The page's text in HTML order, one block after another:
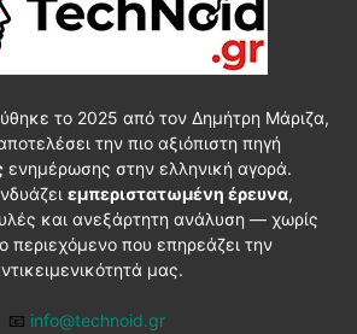
το 2025 από τον Δημήτρη Μάριζα,
την πιο αξιόπιστη πηγή
ενημέρωσης στην ελληνική αγορά.
εμπεριστατωμένη έρευνα,
και ανεξάρτητη ανάλυση — χωρίς
περιεχόμενο που επηρεάζει την
μας.
📧 info@technoid.gr